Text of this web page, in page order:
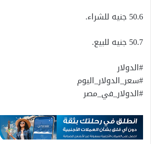
50.6 جنيه للشراء.
50.7 جنيه للبيع.
#الدولار
#سعر_الدولار_اليوم
#الدولار_في_مصر